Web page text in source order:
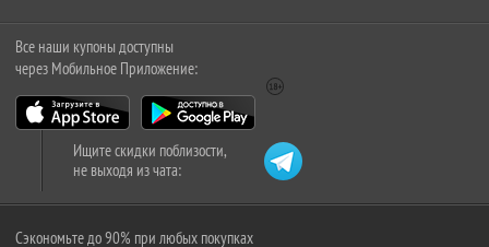
Все наши купоны доступны
через Мобильное Приложение:
Ищите скидки поблизости,
не выходя из чата:
Сэкономьте до 90% при любых покупках